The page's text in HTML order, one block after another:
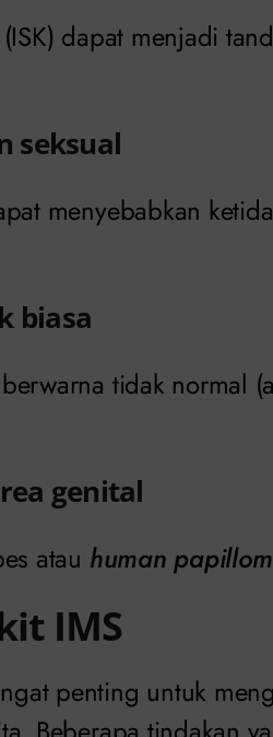
dapat menjadi
seksual
menyebabkan
biasa
tidak normal
genital
atau human
IMS
penting untuk